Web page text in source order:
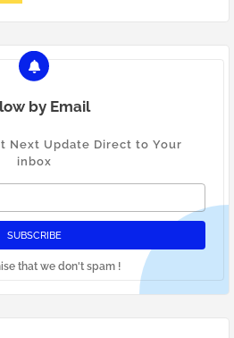
by Email
Next Update Direct to Your
inbox
that we don't spam !